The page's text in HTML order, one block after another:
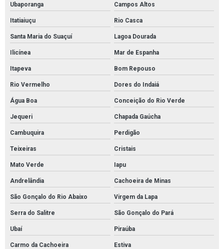
Ubaporanga Campos Altos
Itatiaiuçu Rio Casca
Santa Maria do Suaçuí Lagoa Dourada
Ilicínea Mar de Espanha
Itapeva Bom Repouso
Rio Vermelho Dores do Indaiá
Água Boa Conceição do Rio Verde
Jequeri Chapada Gaúcha
Cambuquira Perdigão
Teixeiras Cristais
Mato Verde Iapu
Andrelândia Cachoeira de Minas
São Gonçalo do Rio Abaixo Virgem da Lapa
Serra do Salitre São Gonçalo do Pará
Ubaí Piraúba
Carmo da Cachoeira Estiva